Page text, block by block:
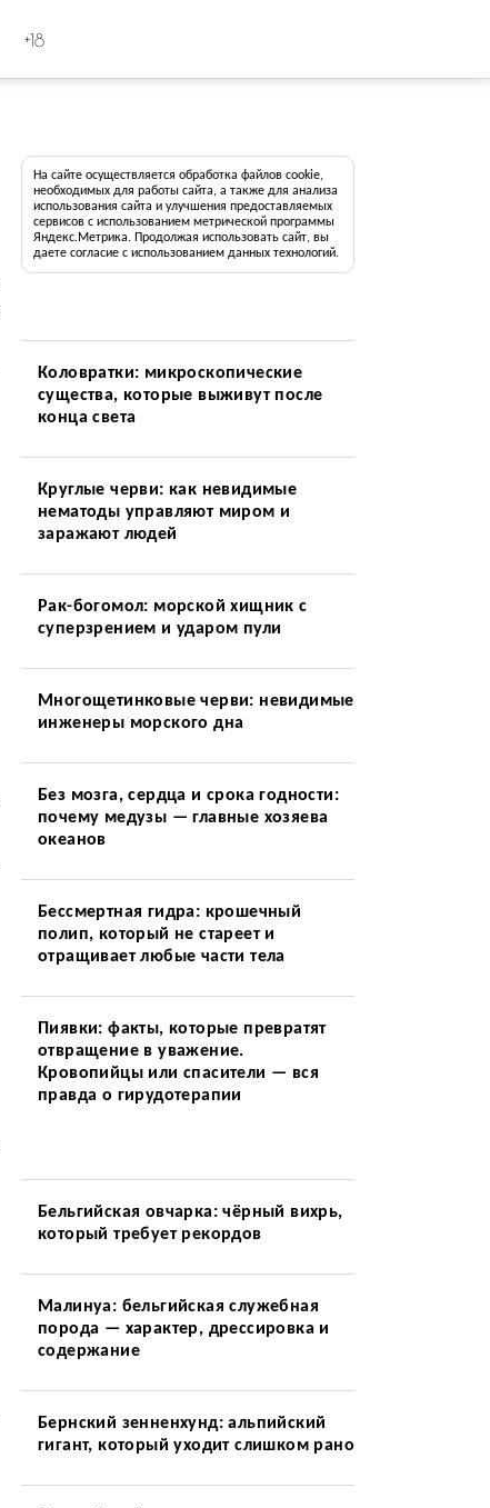
+18
На сайте осуществляется обработка файлов cookie,
необходимых для работы сайта, а также для анализа
использования сайта и улучшения предоставляемых
сервисов с использованием метрической программы
Яндекс.Метрика. Продолжая использовать сайт, вы
даете согласие с использованием данных технологий.
Коловратки: микроскопические
существа, которые выживут после
конца света
Круглые черви: как невидимые
нематоды управляют миром и
заражают людей
Рак-богомол: морской хищник с
суперзрением и ударом пули
Многощетинковые черви: невидимые
инженеры морского дна
Без мозга, сердца и срока годности:
почему медузы — главные хозяева
океанов
Бессмертная гидра: крошечный
полип, который не стареет и
отращивает любые части тела
Пиявки: факты, которые превратят
отвращение в уважение.
Кровопийцы или спасители — вся
правда о гирудотерапии
Бельгийская овчарка: чёрный вихрь,
который требует рекордов
Малинуа: бельгийская служебная
порода — характер, дрессировка и
содержание
Бернский зенненхунд: альпийский
гигант, который уходит слишком рано